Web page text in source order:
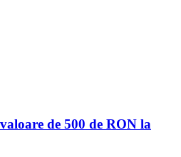
de 500 de RON la